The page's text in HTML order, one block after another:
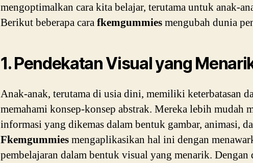
mengoptimalkan cara kita belajar, terutama untuk anak-
Berikut beberapa carafkemgummiesmengubah dunia
1. Pendekatan Visual yang
Anak-anak, terutama di usia dini, memiliki keterbatasan
memahami konsep-konsep abstrak. Mereka lebih mudah
informasi yang dikemas dalam bentuk gambar, animasi,
Fkemgummiesmengaplikasikan hal ini dengan
pembelajaran dalam bentuk visual yang menarik. Dengan